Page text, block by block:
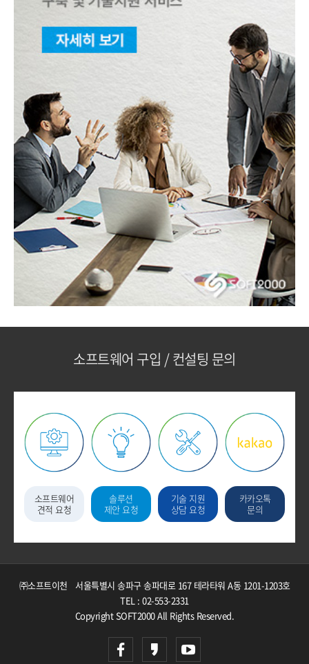
소프트웨어 구입 / 컨설팅 문의
소프트웨어
견적 요청
솔루션
제안 요청
기술 지원
상담 요청
카카오톡
문의
㈜소프트이천
서울특별시 송파구 송파대로 167 테라타워 A동 1201-1203호
TEL : 02-553-2331
Copyright SOFT2000 All Rights Reserved.